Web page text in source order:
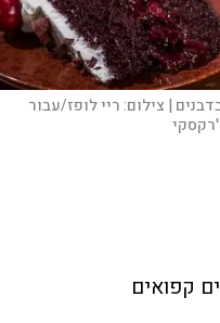
| צילום:ריי לופז/עבור